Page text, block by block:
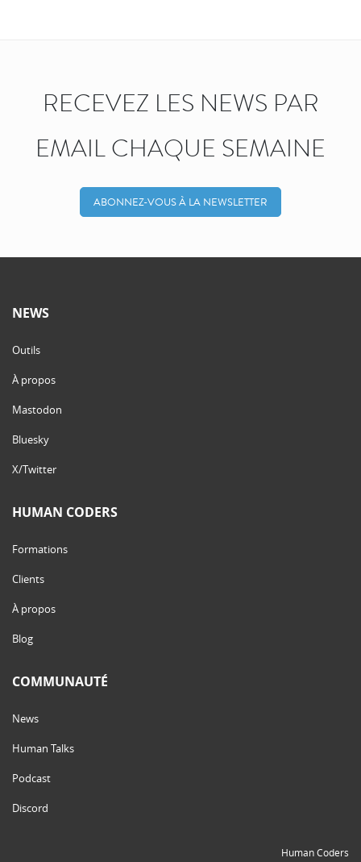
RECEVEZ LES NEWS PAR
EMAIL CHAQUE SEMAINE
ABONNEZ-VOUS À LA NEWSLETTER
NEWS
Outils
À propos
Mastodon
Bluesky
X/Twitter
HUMAN CODERS
Formations
Clients
À propos
Blog
COMMUNAUTÉ
News
Human Talks
Podcast
Discord
Human Coders